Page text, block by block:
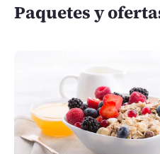
Paquetes y